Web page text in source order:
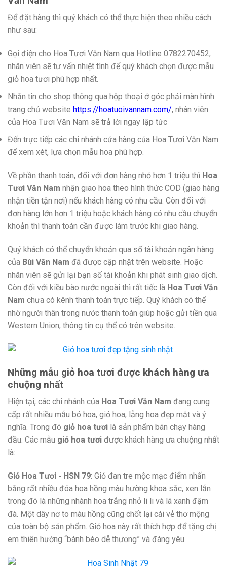
Để đặt hàng thì quý khách có thể thực hiện theo nhiều cách
như sau:
Gọi điện cho Hoa Tươi Văn Nam qua Hotline 0782270452,
nhân viên sẽ tư vấn nhiệt tình để quý khách chọn được mẫu
giỏ hoa tươi phù hợp nhất.
Nhắn tin cho shop thông qua hộp thoại ở góc phải màn hình
trang chủ website https://hoatuoivannam.com/, nhân viên
của Hoa Tươi Văn Nam sẽ trả lời ngay lập tức
Đến trực tiếp các chi nhánh cửa hàng của Hoa Tươi Văn Nam
để xem xét, lựa chọn mẫu hoa phù hợp.
Về phần thanh toán, đối với đơn hàng nhỏ hơn 1 triệu thì Hoa
Tươi Văn Nam nhận giao hoa theo hình thức COD (giao hàng
nhận tiền tận nơi) nếu khách hàng có nhu cầu. Còn đối với
đơn hàng lớn hơn 1 triệu hoặc khách hàng có nhu cầu chuyển
khoản thì thanh toán cần được làm trước khi giao hàng.
Quý khách có thể chuyển khoản qua số tài khoản ngân hàng
của Bùi Văn Nam đã được cập nhật trên website. Hoặc
nhân viên sẽ gửi lại bạn số tài khoản khi phát sinh giao dịch.
Còn đối với kiều bào nước ngoài thì rất tiếc là Hoa Tươi Văn
Nam chưa có kênh thanh toán trực tiếp. Quý khách có thể
nhờ người thân trong nước thanh toán giúp hoặc gửi tiền qua
Western Union, thông tin cụ thể có trên website.
Những mẫu giỏ hoa tươi được khách hàng ưa
chuộng nhất
Hiện tại, các chi nhánh của Hoa Tươi Văn Nam đang cung
cấp rất nhiều mẫu bó hoa, giỏ hoa, lẵng hoa đẹp mắt và ý
nghĩa. Trong đó giỏ hoa tươi là sản phẩm bán chạy hàng
đầu. Các mẫu giỏ hoa tươi được khách hàng ưa chuộng nhất
là:
Giỏ Hoa Tươi - HSN 79: Giỏ đan tre mộc mạc điểm nhấn
bằng rất nhiều đóa hoa hồng màu hường khoa sắc, xen lẫn
trong đó là những nhành hoa trắng nhỏ li li và lá xanh đậm
đà. Một dây nơ to màu hồng cũng chốt lại cái vẻ thơ mộng
của toàn bộ sản phẩm. Giỏ hoa này rất thích hợp để tặng chị
em thiên hướng “bánh bèo dễ thương” và đáng yêu.